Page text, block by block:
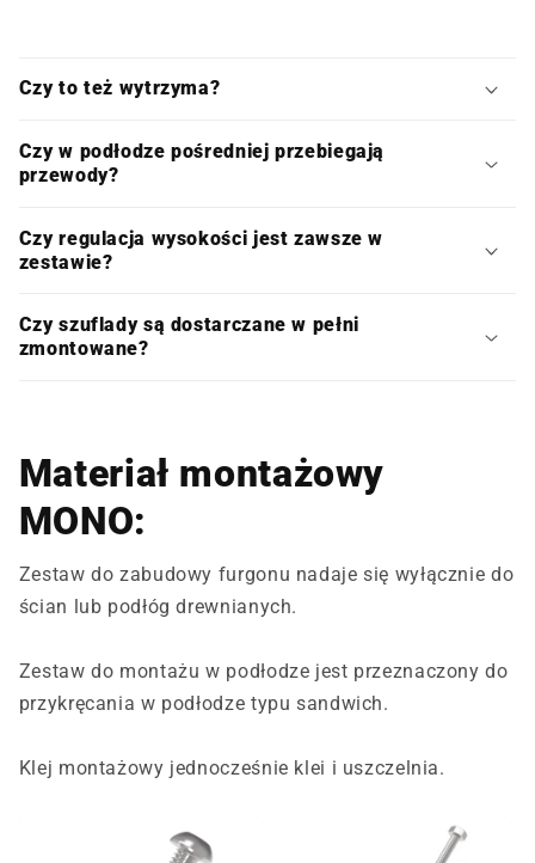
Czy to też wytrzyma?
Czy w podłodze pośredniej przebiegają
przewody?
Czy regulacja wysokości jest zawsze w
zestawie?
Czy szuflady są dostarczane w pełni
zmontowane?
Materiał montażowy
MONO:
Zestaw do zabudowy furgonu nadaje się wyłącznie do
ścian lub podłóg drewnianych.
Zestaw do montażu w podłodze jest przeznaczony do
przykręcania w podłodze typu sandwich.
Klej montażowy jednocześnie klei i uszczelnia.